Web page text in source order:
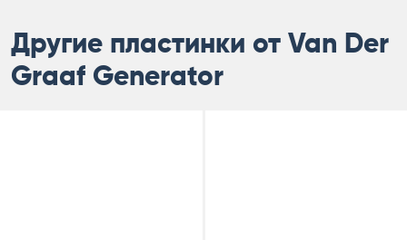
Другие пластинки от Van Der
Graaf Generator